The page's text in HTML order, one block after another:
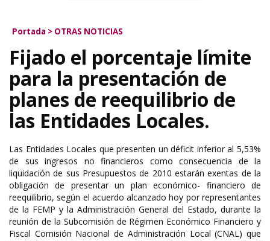
Portada > OTRAS NOTICIAS
Fijado el porcentaje límite
para la presentación de
planes de reequilibrio de
las Entidades Locales.
Las Entidades Locales que presenten un déficit inferior al 5,53%
de sus ingresos no financieros como consecuencia de la
liquidación de sus Presupuestos de 2010 estarán exentas de la
obligación de presentar un plan económico- financiero de
reequilibrio, según el acuerdo alcanzado hoy por representantes
de la FEMP y la Administración General del Estado, durante la
reunión de la Subcomisión de Régimen Económico Financiero y
Fiscal Comisión Nacional de Administración Local (CNAL) que